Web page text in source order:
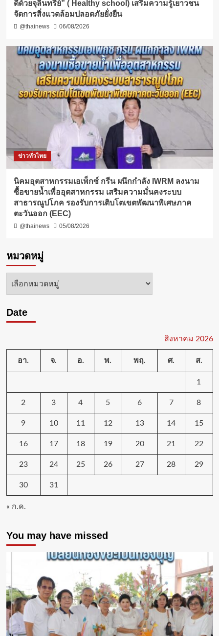
ดีด้วยจุลินทรีย์” ( Healthy school) เสริมความรู้เยาวชน
จัดการสิ่งแวดล้อมปลอดภัยยั่งยืน
@thainews 06/08/2026
ข่าวทั่วไทย
​นิคมอุตสาหกรรมเอเพ็กซ์ กรีน ผนึกกำลัง IWRM ลงนาม
ซื้อขายน้ำเพื่ออุตสาหกรรม เสริมความมั่นคงระบบ
สาธารณูปโภค รองรับการเติบโตเขตพัฒนาพิเศษภาค
ตะวันออก (EEC)
@thainews 05/08/2026
หมวดหมู่
หมวด
Date
สิงหาคม 2026
อา. จ. อ. พ. พฤ. ศ. ส.
1
2 3 4 5 6 7 8
9 10 11 12 13 14 15
16 17 18 19 20 21 22
23 24 25 26 27 28 29
30 31
« ก.ค.
You may have missed